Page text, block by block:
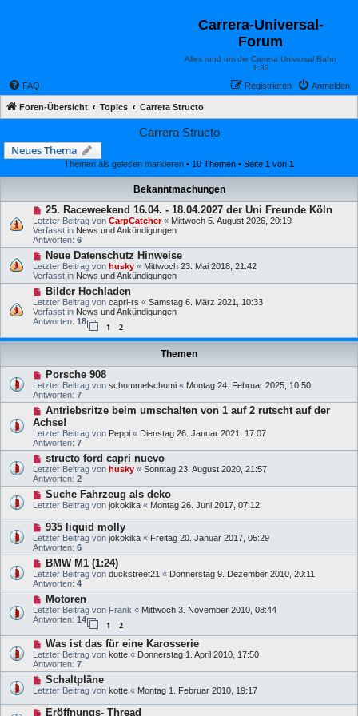
Carrera-Universal-
Forum
Alles rund um die Carrera Universal Bahn
1:32
FAQ Anmelden
Registrieren
Foren-Übersicht Topics Carrera Structo
Carrera Structo
Neues Thema
Themen als gelesen markieren • 10 Themen • Seite 1 von 1
Bekanntmachungen
25. Raceweekend 16.04. - 18.04.2027 der Uni Freunde Köln
Letzter Beitrag von CarpCatcher« Mittwoch 5. August 2026, 20:19
Verfasst in News und Ankündigungen
Antworten: 6
Neue Datenschutz Hinweise
Letzter Beitrag von husky « Mittwoch 23. Mai 2018, 21:42
Verfasst in News und Ankündigungen
Bilder Hochladen
Letzter Beitrag von capri-rs « Samstag 6. März 2021, 10:33
Verfasst in News und Ankündigungen
Antworten: 18
1 2
Themen
Porsche 908
Letzter Beitrag von schummelschumi « Montag 24. Februar 2025, 10:50
Antworten: 7
Antriebsritze beim umschalten von 1 auf 2 rutscht auf der
Achse!
Letzter Beitrag von Peppi « Dienstag 26. Januar 2021, 17:07
Antworten: 7
structo ford capri nuevo
Letzter Beitrag von husky « Sonntag 23. August 2020, 21:57
Antworten: 2
Suche Fahrzeug als deko
Letzter Beitrag von jokokika « Montag 26. Juni 2017, 07:12
935 liquid molly
Letzter Beitrag von jokokika « Freitag 20. Januar 2017, 05:29
Antworten: 6
BMW M1 (1:24)
Letzter Beitrag von duckstreet21 « Donnerstag 9. Dezember 2010, 20:11
Antworten: 4
Motoren
Letzter Beitrag von Frank « Mittwoch 3. November 2010, 08:44
Antworten: 14
1 2
Was ist das für eine Karosserie
Letzter Beitrag von kotte « Donnerstag 1. April 2010, 17:50
Antworten: 7
Schaltpläne
Letzter Beitrag von kotte « Montag 1. Februar 2010, 19:17
Eröffnungs- Thread